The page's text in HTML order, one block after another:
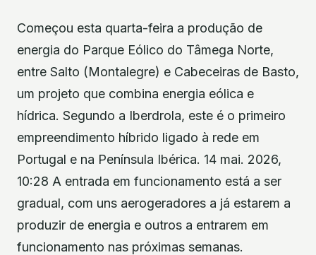
Começou esta quarta-feira a produção de
energia do Parque Eólico do Tâmega Norte,
entre Salto (Montalegre) e Cabeceiras de Basto,
um projeto que combina energia eólica e
hídrica. Segundo a Iberdrola, este é o primeiro
empreendimento híbrido ligado à rede em
Portugal e na Península Ibérica. 14 mai. 2026,
10:28 A entrada em funcionamento está a ser
gradual, com uns aerogeradores a já estarem a
produzir de energia e outros a entrarem em
funcionamento nas próximas semanas.